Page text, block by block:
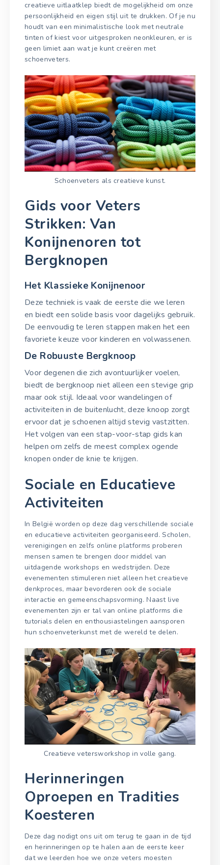
creatieve uitlaatklep biedt de mogelijkheid om onze
persoonlijkheid en eigen stijl uit te drukken. Of je nu
houdt van een minimalistische look met neutrale
tinten of kiest voor uitgesproken neonkleuren, er is
geen limiet aan wat je kunt creëren met
schoenveters.
Schoenveters als creatieve kunst.
Gids voor Veters
Strikken: Van
Konijnenoren tot
Bergknopen
Het Klassieke Konijnenoor
Deze techniek is vaak de eerste die we leren
en biedt een solide basis voor dagelijks gebruik.
De eenvoudig te leren stappen maken het een
favoriete keuze voor kinderen en volwassenen.
De Robuuste Bergknoop
Voor degenen die zich avontuurlijker voelen,
biedt de bergknoop niet alleen een stevige grip
maar ook stijl. Ideaal voor wandelingen of
activiteiten in de buitenlucht, deze knoop zorgt
ervoor dat je schoenen altijd stevig vastzitten.
Het volgen van een stap-voor-stap gids kan
helpen om zelfs de meest complex ogende
knopen onder de knie te krijgen.
Sociale en Educatieve
Activiteiten
In België worden op deze dag verschillende sociale
en educatieve activiteiten georganiseerd. Scholen,
verenigingen en zelfs online platforms proberen
mensen samen te brengen door middel van
uitdagende workshops en wedstrijden. Deze
evenementen stimuleren niet alleen het creatieve
denkproces, maar bevorderen ook de sociale
interactie en gemeenschapsvorming. Naast live
evenementen zijn er tal van online platforms die
tutorials delen en enthousiastelingen aansporen
hun schoenveterkunst met de wereld te delen.
Creatieve vetersworkshop in volle gang.
Herinneringen
Oproepen en Tradities
Koesteren
Deze dag nodigt ons uit om terug te gaan in de tijd
en herinneringen op te halen aan de eerste keer
dat we leerden hoe we onze veters moesten